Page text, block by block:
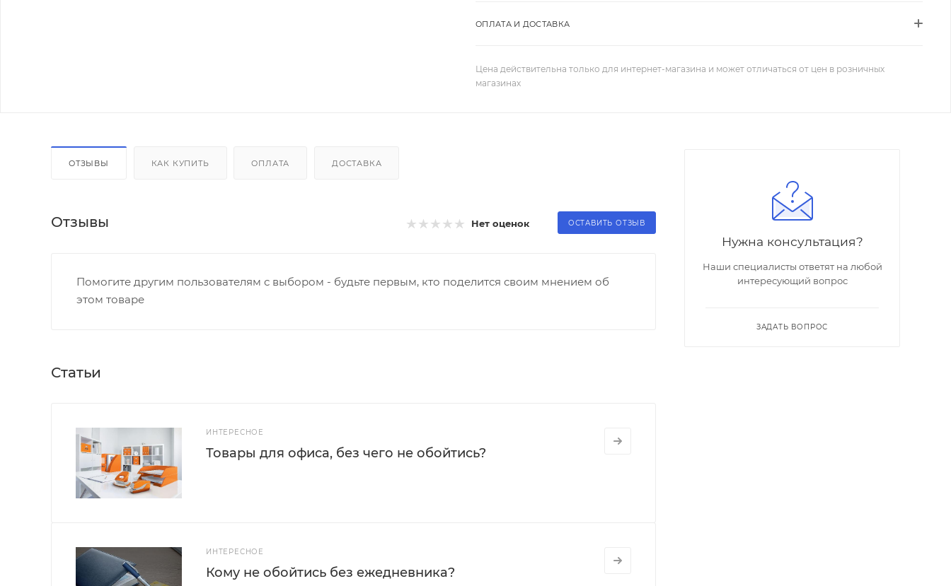
ОПЛАТА И ДОСТАВКА
Цена действительна только для интернет-магазина и может отличаться от цен в розничных
магазинах
ОТЗЫВЫ КАК КУПИТЬ ОПЛАТА ДОСТАВКА
Отзывы Нет оценок ОСТАВИТЬ ОТЗЫВ
Помогите другим пользователям с выбором - будьте первым, кто поделится своим мнением об
этом товаре
Статьи
ИНТЕРЕСНОЕ
Товары для офиса, без чего не обойтись?
ИНТЕРЕСНОЕ
Кому не обойтись без ежедневника?
Нужна консультация?
Наши специалисты ответят на любой
интересующий вопрос
ЗАДАТЬ ВОПРОС